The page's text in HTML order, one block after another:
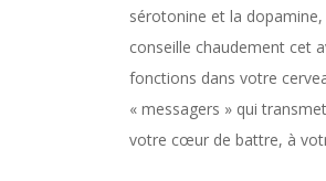
sérotonine et la
conseille chaudement cet
fonctions dans votre
« messagers » qui
votre cœur de battre, à